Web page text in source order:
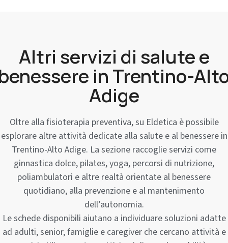
Altri servizi di salute e
in Trentino-
Adige
Oltre alla fisioterapia preventiva, su Eldetica è possibile
esplorare altre attività dedicate alla salute e al benessere in
Trentino-Alto Adige. La sezione raccoglie servizi come
ginnastica dolce, pilates, yoga, percorsi di nutrizione,
poliambulatori e altre realtà orientate al benessere
quotidiano, alla prevenzione e al mantenimento
dell’autonomia.
Le schede disponibili aiutano a individuare soluzioni adatte
ad adulti, senior, famiglie e caregiver che cercano attività e